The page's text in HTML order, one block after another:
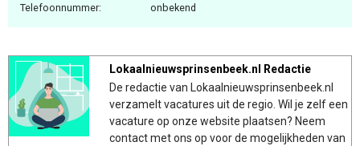
Telefoonnummer: onbekend
Lokaalnieuwsprinsenbeek.nl Redactie
De redactie van Lokaalnieuwsprinsenbeek.nl
verzamelt vacatures uit de regio. Wil je zelf een
vacature op onze website plaatsen? Neem
contact met ons op voor de mogelijkheden van